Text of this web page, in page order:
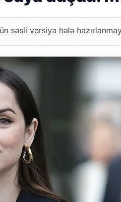
səsli versiya hələ